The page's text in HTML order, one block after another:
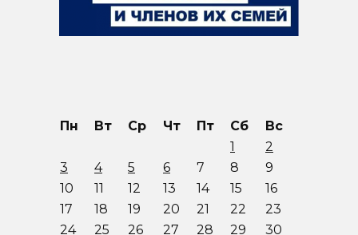
Пн Вт Ср Чт Пт Сб
Вс
1
2
3
4 5 6 7 8
9
10
11 12 13 14 15
16
17
18 19 20 21 22
23
24
25 26 27 28 29
30